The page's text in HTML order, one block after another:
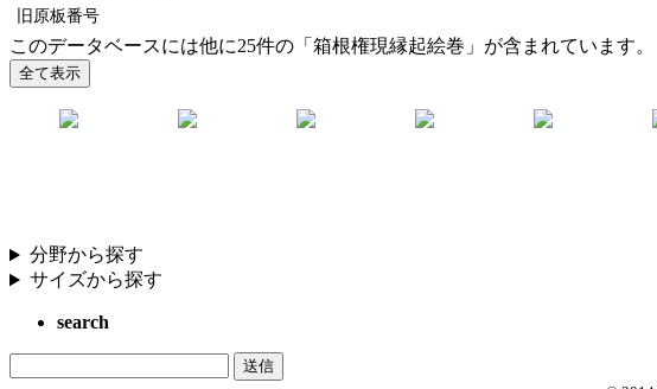
旧原板番号
このデータベースには他に25件の「箱根権現縁起絵巻」が含まれています。
分野から探す
サイズから探す
search